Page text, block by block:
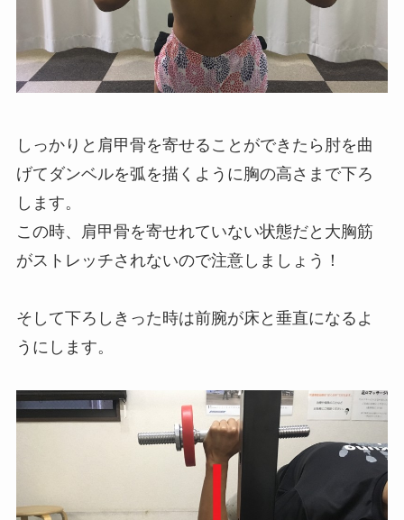
しっかりと肩甲骨を寄せることができたら肘を曲
げてダンベルを弧を描くように胸の高さまで下ろ
します。
この時、肩甲骨を寄せれていない状態だと大胸筋
がストレッチされないので注意しましょう！
そして下ろしきった時は前腕が床と垂直になるよ
うにします。